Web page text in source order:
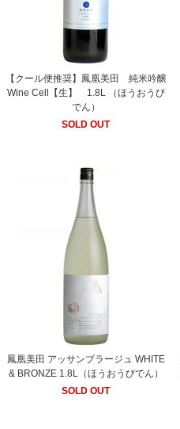
【クール便推奨】鳳凰美田 純米吟醸
Wine Cell【生】 1.8L （ほうおうび
でん）
SOLD OUT
鳳凰美田 アッサンブラージュ WHITE
& BRONZE 1.8L（ほうおうびでん）
SOLD OUT